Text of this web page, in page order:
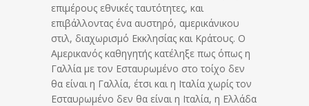
επιμέρους εθνικές ταυτότητες, και
επιβάλλοντας ένα αυστηρό, αμερικάνικου
στιλ, διαχωρισμό Εκκλησίας και Κράτους. Ο
Αμερικανός καθηγητής κατέληξε πως όπως η
Γαλλία με τον Εσταυρωμένο στο τοίχο δεν
θα είναι η Γαλλία, έτσι και η Ιταλία χωρίς τον
Εσταυρωμένο δεν θα είναι η Ιταλία, η Ελλάδα